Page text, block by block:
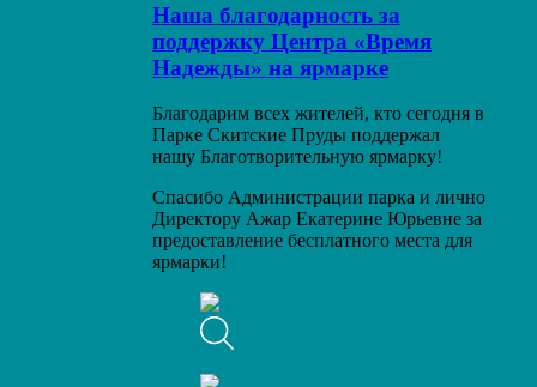
Наша благодарность за
поддержку Центра «Время
Надежды» на ярмарке
Благодарим всех жителей, кто сегодня в
Парке Скитские Пруды поддержал
нашу Благотворительную ярмарку!
Спасибо Администрации парка и лично
Директору Ажар Екатерине Юрьевне за
предоставление бесплатного места для
ярмарки!